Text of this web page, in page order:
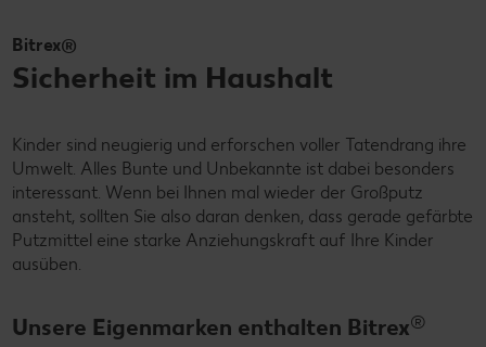
Bitrex®
Sicherheit im Haushalt
Kinder sind neugierig und erforschen voller Tatendrang ihre
Umwelt. Alles Bunte und Unbekannte ist dabei besonders
interessant. Wenn bei Ihnen mal wieder der Großputz
ansteht, sollten Sie also daran denken, dass gerade gefärbte
Putzmittel eine starke Anziehungskraft auf Ihre Kinder
ausüben.
Unsere Eigenmarken enthalten Bitrex®